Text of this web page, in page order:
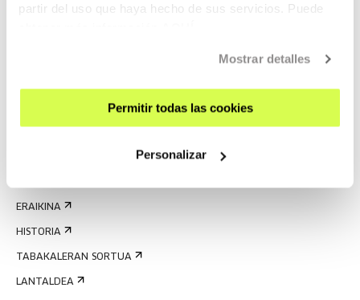
partir del uso que haya hecho de sus servicios. Puede
Mostrar detalles
Permitir todas las cookies
Personalizar
ARAUAK
ERAIKINA
HISTORIA
TABAKALERAN SORTUA
LANTALDEA